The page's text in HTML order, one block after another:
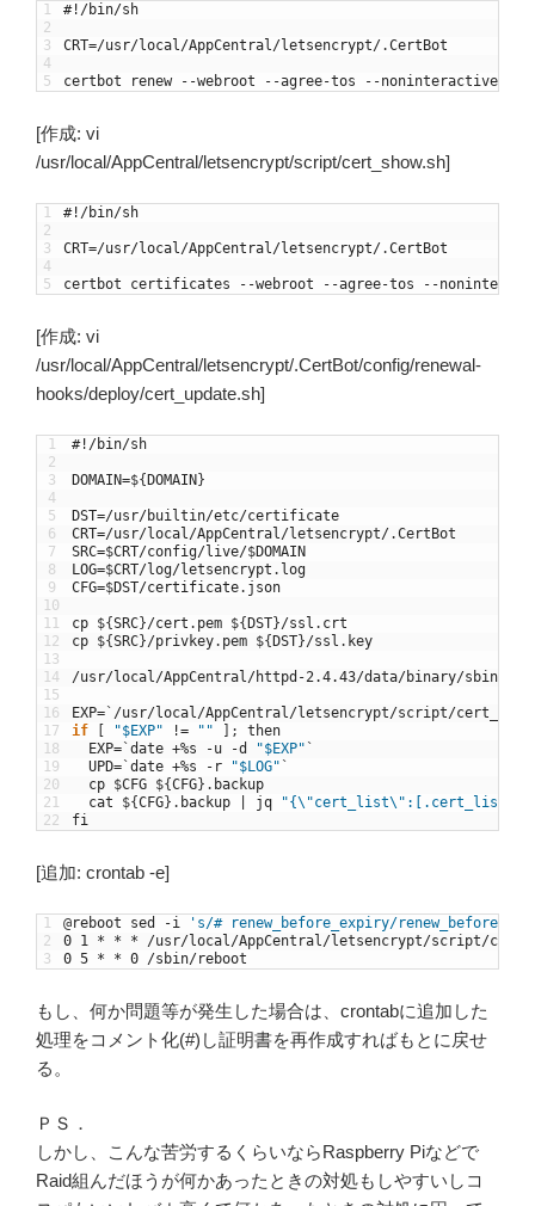
1
2
3
4
5
#!/bin/sh
CRT=/usr/local/AppCentral/letsencrypt/.CertBot
certbot renew --webroot --agree-tos --noninteractive
[作成: vi
/usr/local/AppCentral/letsencrypt/script/cert_show.sh]
1
2
3
4
5
#!/bin/sh
CRT=/usr/local/AppCentral/letsencrypt/.CertBot
certbot certificates --webroot --agree-tos --
[作成: vi
/usr/local/AppCentral/letsencrypt/.CertBot/config/renewal-
hooks/deploy/cert_update.sh]
1
2
3
4
5
6
7
8
9
10
11
12
13
14
15
16
17
18
19
20
21
22
#!/bin/sh
DOMAIN=${ DOMAIN }
DST=/usr/builtin/etc/certificate
CRT=/usr/local/AppCentral/letsencrypt/.CertBot
SRC=$CRT/config/live/$DOMAIN
LOG=$CRT/log/letsencrypt . log
CFG=$DST/certificate. json
cp ${SRC}/cert . pem ${ DST}/ssl . crt
cp ${SRC}/privkey. pem ${ DST}/ssl . key
/usr/local/AppCentral/httpd -2.4.43/data/binary/sbin
EXP= ` /usr/local/AppCentral/letsencrypt/script/cert_show
if
"$EXP" != "" ;
then
EXP= `date +%s -u -d "$EXP" `
UPD= `date +%s - r "$LOG" `
cp $CFG ${CFG} . backup
cat
${CFG} . backup jq
"{\"cert_list\":[.cert_list[] |
fi
[追加: crontab -e]
1
2
3
@reboot sed -i
's/# renew_before_expiry/
0 1 * * * /usr/local/AppCentral/letsencrypt/script/
0 5 * * 0 /sbin/reboot
もし、何か問題等が発生した場合は、crontabに追加した
処理をコメント化(#)し証明書を再作成すればもとに戻せ
る。
ＰＳ．
しかし、こんな苦労するくらいならRaspberry Piなどで
Raid組んだほうが何かあったときの対処もしやすいしコ